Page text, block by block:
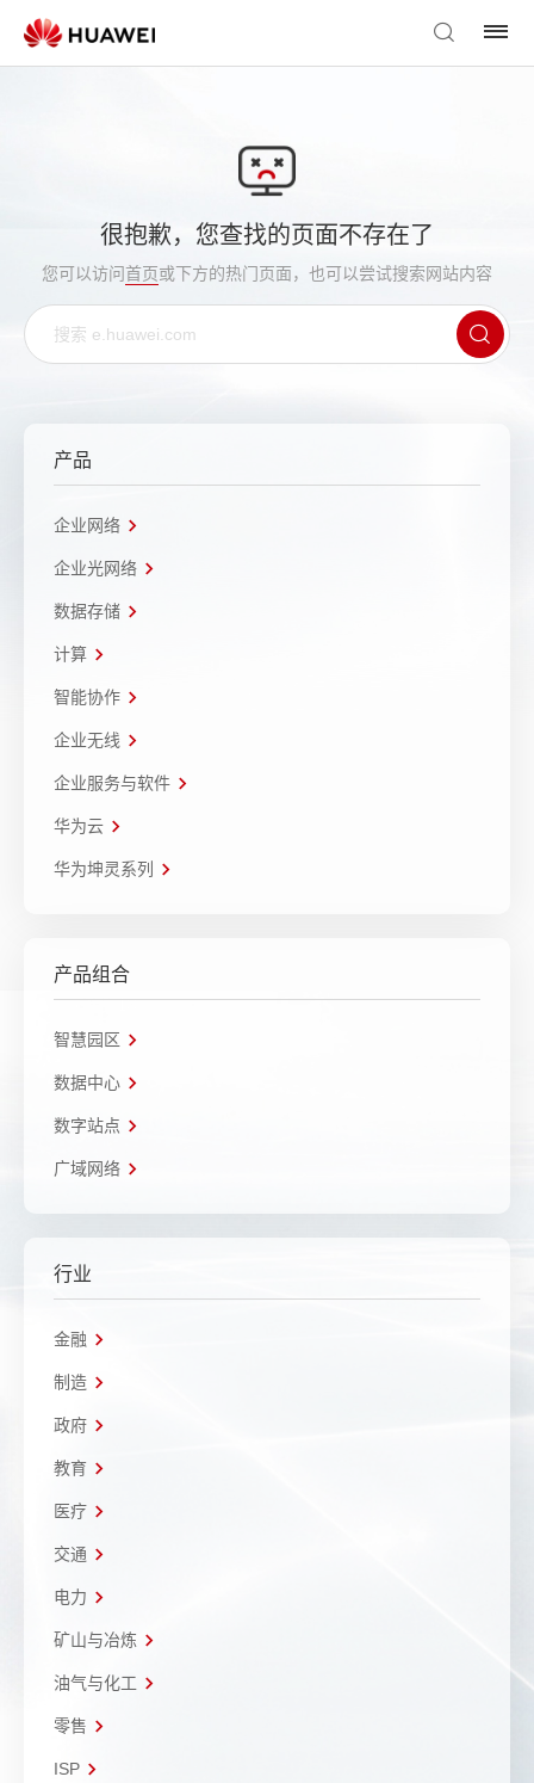
很抱歉，您查找的页面不存在了
您可以访问首页或下方的热门页面，也可以尝试搜索网站内容
产品
企业网络
企业光网络
数据存储
计算
智能协作
企业无线
企业服务与软件
华为云
华为坤灵系列
产品组合
智慧园区
数据中心
数字站点
广域网络
行业
金融
制造
政府
教育
医疗
交通
电力
矿山与冶炼
油气与化工
零售
ISP